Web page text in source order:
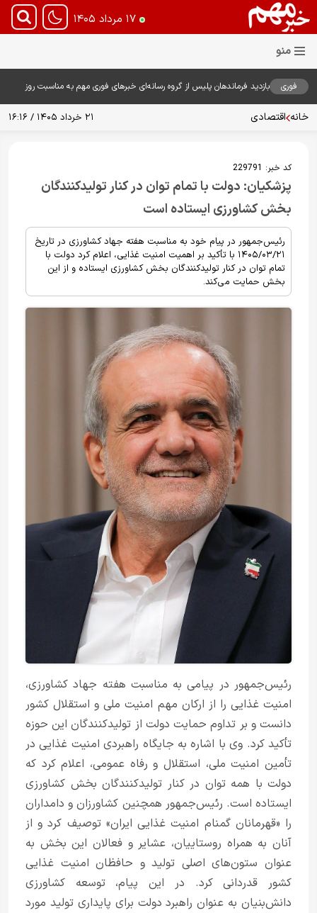
۱۷ مرداد ۱۴۰۵
فوری
بازدید فرماندهان پلیس از گروه رسانه‌ای خبرهای فوری مهم به مناسبت روز
خانه اقتصادی ۲۱ خرداد ۱۴۰۵ / ۱۶:۱۶
کد خبر: 229791
پزشکیان: دولت با تمام توان در کنار تولیدکنندگان
بخش کشاورزی ایستاده است
رئیس‌جمهور در پیام خود به مناسبت هفته جهاد کشاورزی در تاریخ
۱۴۰۵/۰۳/۲۱ با تأکید بر اهمیت امنیت غذایی، اعلام کرد دولت با
تمام توان در کنار تولیدکنندگان بخش کشاورزی ایستاده و از این
بخش حمایت می‌کند.
رئیس‌جمهور در پیامی به مناسبت هفته جهاد کشاورزی،
امنیت غذایی را از ارکان مهم امنیت ملی و استقلال کشور
دانست و بر تداوم حمایت دولت از تولیدکنندگان این حوزه
تأکید کرد. وی با اشاره به جایگاه راهبردی امنیت غذایی در
تأمین امنیت ملی، استقلال و رفاه عمومی، اعلام کرد که
دولت با همه توان در کنار تولیدکنندگان بخش کشاورزی
ایستاده است. رئیس‌جمهور همچنین کشاورزان و دامداران
را «قهرمانان گمنام امنیت غذایی ایران» توصیف کرد و از
آنان به همراه روستاییان، عشایر و فعالان این بخش به
عنوان ستون‌های اصلی تولید و حافظان امنیت غذایی
کشور قدردانی کرد. در این پیام، توسعه کشاورزی
دانش‌بنیان به عنوان راهبرد دولت برای پایداری تولید مورد